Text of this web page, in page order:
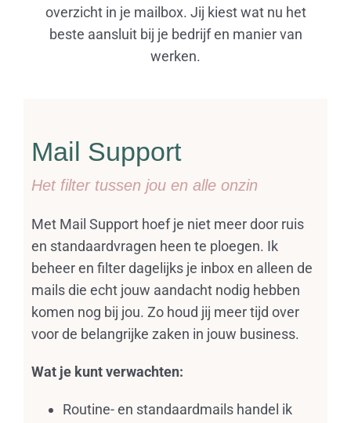
overzicht in je mailbox. Jij kiest wat nu het
beste aansluit bij je bedrijf en manier van
werken.
Mail Support
Het filter tussen jou en alle onzin
Met Mail Support hoef je niet meer door ruis
en standaardvragen heen te ploegen. Ik
beheer en filter dagelijks je inbox en alleen de
mails die echt jouw aandacht nodig hebben
komen nog bij jou. Zo houd jij meer tijd over
voor de belangrijke zaken in jouw business.
Wat je kunt verwachten:
Routine- en standaardmails handel ik